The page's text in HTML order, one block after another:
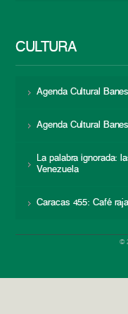
CULTURA
Agenda Cultural
Agenda Cultural
La palabra ignorada:
Venezuela
Caracas 455: Café
©